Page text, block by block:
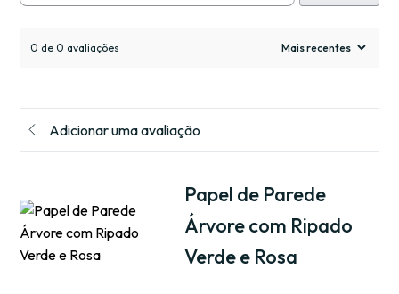
0 de 0 avaliações
Adicionar uma avaliação
Papel de Parede
Árvore com Ripado
Verde e Rosa